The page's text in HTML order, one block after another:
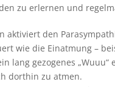
zu erlernen und
den
wie die Einatmung –
lang gezogenes
dorthin zu atmen.